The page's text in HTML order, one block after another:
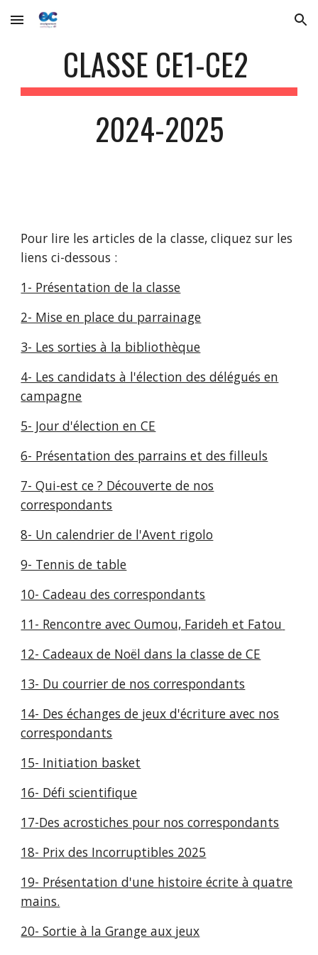
Skip to main content Skip to navigation
CLASSE CE1-CE2
2024-2025
Pour lire les articles de la classe, cliquez sur les
liens ci-dessous :
1- Présentation de la classe
2- Mise en place du parrainage
3- Les sorties à la bibliothèque
4- Les candidats à l'élection des délégués en
campagne
5- Jour d'élection en CE
6- Présentation des parrains et des filleuls
7- Qui-est ce ? Découverte de nos
correspondants
8- Un calendrier de l'Avent rigolo
9- Tennis de table
10- Cadeau des correspondants
11- Rencontre avec Oumou, Farideh et Fatou
12- Cadeaux de Noël dans la classe de CE
13- Du courrier de nos correspondants
14- Des échanges de jeux d'écriture avec nos
correspondants
15- Initiation basket
16- Défi scientifique
17-Des acrostiches pour nos correspondants
18- Prix des Incorruptibles 2025
19- Présentation d'une histoire écrite à quatre
mains.
20- Sortie à la Grange aux jeux